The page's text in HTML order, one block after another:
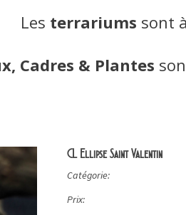
Les terrariums sont
Cadres & Plantes
CL Ellipse Saint Valentin
Catégorie:
Prix: